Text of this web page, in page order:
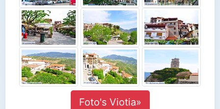
Foto's Viotia»